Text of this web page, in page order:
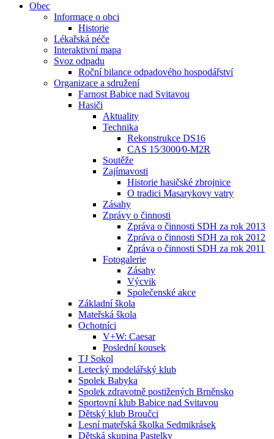
Obec
Informace o obci
Historie
Lékařská péče
Interaktivní mapa
Svoz odpadu
Roční bilance odpadového hospodářství
Organizace a sdružení
Farnost Babice nad Svitavou
Hasiči
Aktuality
Technika
Rekonstrukce DS16
CAS 15⁄3000⁄0-M2R
Soutěže
Zajímavosti
Historie hasičské zbrojnice
O tradici Masarykovy vatry
Zásahy
Zprávy o činnosti
Zpráva o činnosti SDH za rok 2013
Zpráva o činnosti SDH za rok 2012
Zpráva o činnosti SDH za rok 2011
Fotogalerie
Zásahy
Výcvik
Společenské akce
Základní škola
Mateřská škola
Ochotníci
V+W: Caesar
Poslední kousek
TJ Sokol
Letecký modelářský klub
Spolek Babyka
Spolek zdravotně postižených Brněnsko
Sportovní klub Babice nad Svitavou
Dětský klub Broučci
Lesní mateřská školka Sedmikrásek
Dětská skupina Pastelky